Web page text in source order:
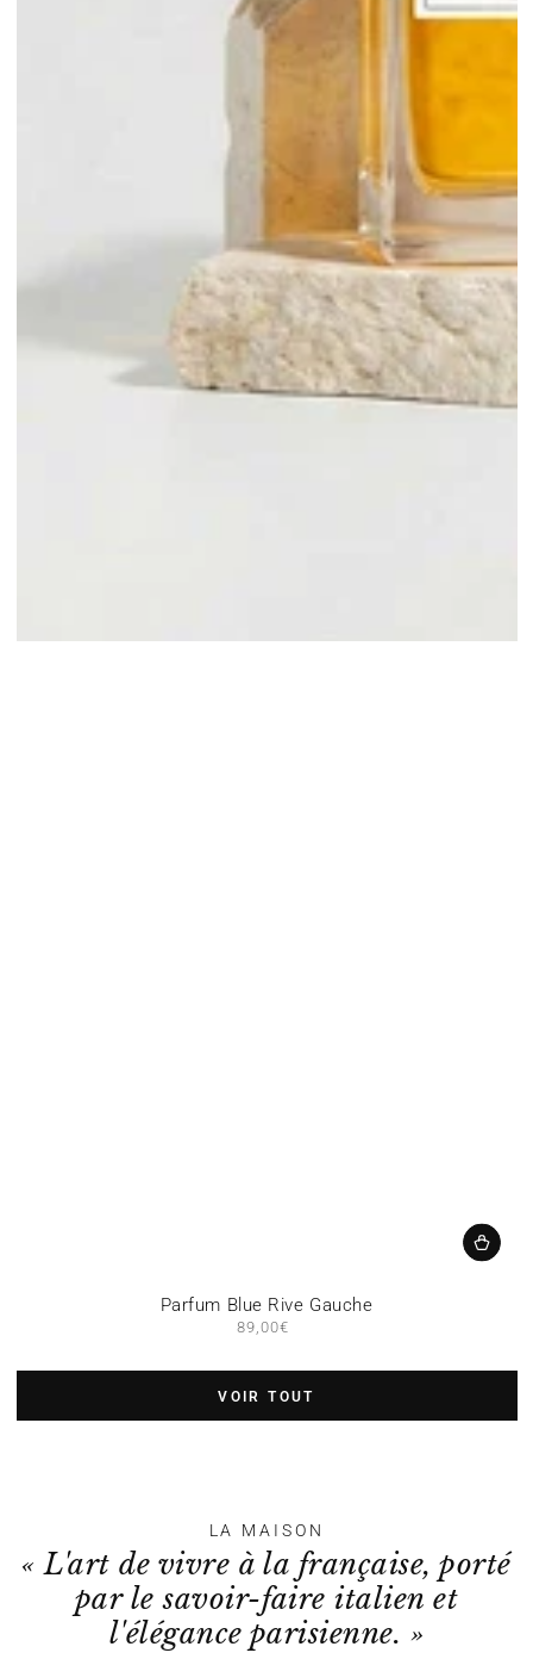
Parfum Blue Rive Gauche
Prix
89,00€
VOIR TOUT
LA MAISON
« L'art de vivre à la française, porté
par le savoir-faire italien et
l'élégance parisienne. »